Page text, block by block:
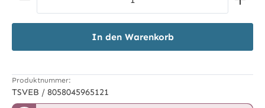
In den Warenkorb
Produktnummer:
TSVEB / 8058045965121